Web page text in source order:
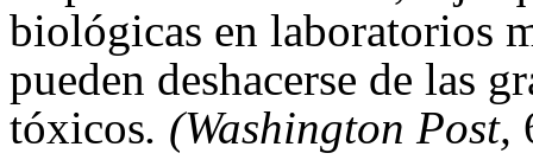
biológicas en laboratorios
pueden deshacerse de las
tóxicos. (Washington Post,